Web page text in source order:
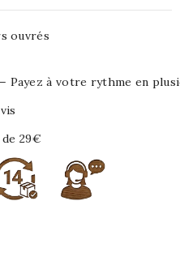
ouvrés
Payez à votre rythme en
29€